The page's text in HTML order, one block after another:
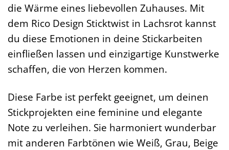
die Wärme eines liebevollen Zuhauses. Mit
dem Rico Design Sticktwist in Lachsrot kannst
du diese Emotionen in deine Stickarbeiten
einfließen lassen und einzigartige Kunstwerke
schaffen, die von Herzen kommen.
Diese Farbe ist perfekt geeignet, um deinen
Stickprojekten eine feminine und elegante
Note zu verleihen. Sie harmoniert wunderbar
mit anderen Farbtönen wie Weiß, Grau, Beige